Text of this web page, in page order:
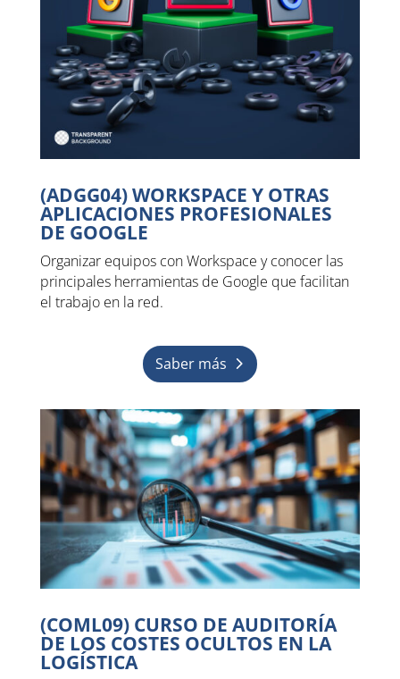
(ADGG04) WORKSPACE Y OTRAS
APLICACIONES PROFESIONALES
DE GOOGLE
Organizar equipos con Workspace y conocer las
principales herramientas de Google que facilitan
el trabajo en la red.
Saber más
(COML09) CURSO DE AUDITORÍA
DE LOS COSTES OCULTOS EN LA
LOGÍSTICA